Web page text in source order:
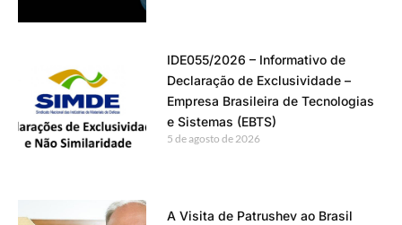
IDE055/2026 – Informativo de
Declaração de Exclusividade –
Empresa Brasileira de Tecnologias
e Sistemas (EBTS)
5 de agosto de 2026
A Visita de Patrushev ao Brasil